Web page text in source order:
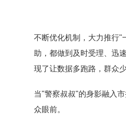
不断优化机制，大力推行"
助，都做到及时受理、迅
现了让数据多跑路，群众少
当"警察叔叔"的身影融入
众眼前。